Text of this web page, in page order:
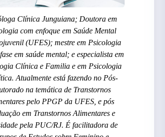
Clínica Junguiana; Doutora em
com enfoque em Saúde Mental
(UFES); mestre em Psicologia
em saúde mental; e especialista em
Clínica e Familia e em Psicologia
Atualmente está fazendo no Pós-
na temática de Transtornos
pelo PPGP da UFES, e pós
em Transtornos Alimentares e
pela PUC/RJ. É facilitadora de